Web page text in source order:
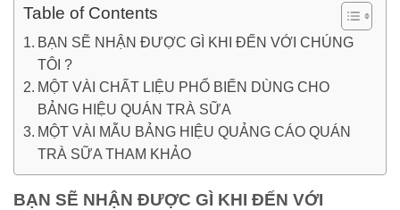
Table of Contents
BẠN SẼ NHẬN ĐƯỢC GÌ KHI ĐẾN VỚI CHÚNG
TÔI ?
MỘT VÀI CHẤT LIỆU PHỔ BIẾN DÙNG CHO
BẢNG HIỆU QUÁN TRÀ SỮA
MỘT VÀI MẪU BẢNG HIỆU QUẢNG CÁO QUÁN
TRÀ SỮA THAM KHẢO
BẠN SẼ NHẬN ĐƯỢC GÌ KHI ĐẾN VỚI